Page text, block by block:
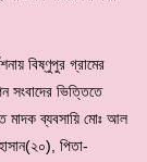
বিষ্ণুপুর গ্রামের
সংবাদের ভিত্তিতে
মাদক ব্যবসায়ি মোঃ আল
পিতা-